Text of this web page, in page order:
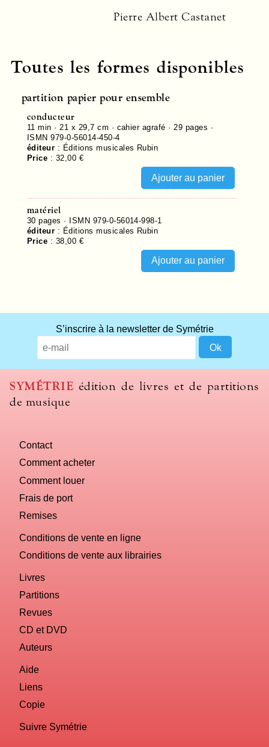
Pierre Albert Castanet
Toutes les formes disponibles
partition papier pour ensemble
conducteur
11 min · 21 x 29,7 cm · cahier agrafé ·29 pages ·
ISMN 979-0-56014-450-4
éditeur : Éditions musicales Rubin
Price : 32,00 €
matériel
30 pages ·
ISMN 979-0-56014-998-1
éditeur : Éditions musicales Rubin
Price : 38,00 €
S’inscrire à la newsletter de Symétrie
SYMÉTRIE édition de livres et de partitions
de musique
Contact
Comment acheter
Comment louer
Frais de port
Remises
Conditions de vente en ligne
Conditions de vente aux librairies
Livres
Partitions
Revues
CD et DVD
Auteurs
Aide
Liens
Copie
Suivre Symétrie